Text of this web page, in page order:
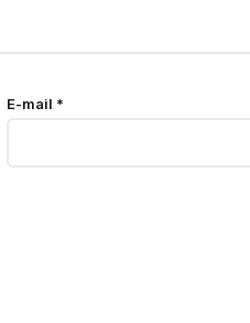
E-mail *